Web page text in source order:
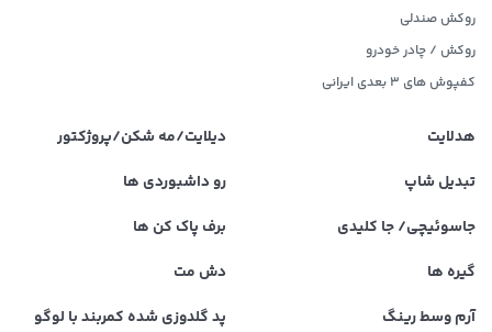
روکش صندلی
روکش / چادر خودرو
کفپوش های ۳ بعدی ایرانی
هدلایت
دیلایت/مه شکن/پروژکتور
تبدیل شاپ
رو داشبوردی ها
جاسوئیچی/ جا کلیدی
برف پاک کن ها
گیره ها
دش مت
آرم وسط رینگ
پد گلدوزی شده کمربند با لوگو